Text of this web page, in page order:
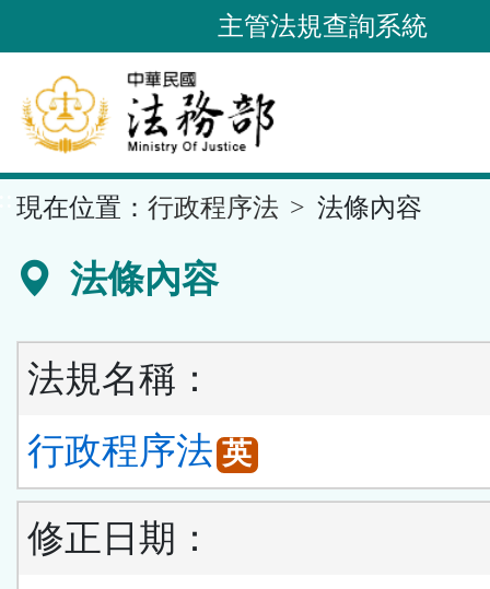
到
要
內
容
區
主管法規查詢系統
現在位置： 行政程序法 法條內容
法條內容
法規名稱：
行政程序法 英
修正日期：